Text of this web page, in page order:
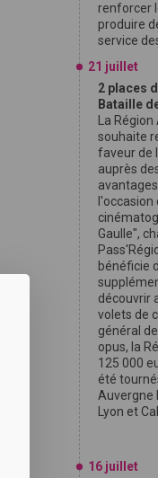
renforcer
produire
service
21 juillet
2 places
Bataille
La
souhaite
faveur de
auprès
l'occasion
Gaulle",
bénéficie
découvrir
volets de
général
opus, la
125 000
été
Auvergne
Lyon et
16 juillet